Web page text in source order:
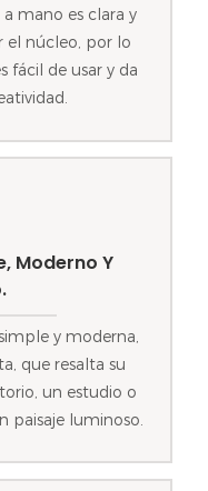
mano es clara y
el núcleo, por lo
fácil de usar y da
Moderno Y
y moderna,
que resalta su
un estudio o
paisaje luminoso.